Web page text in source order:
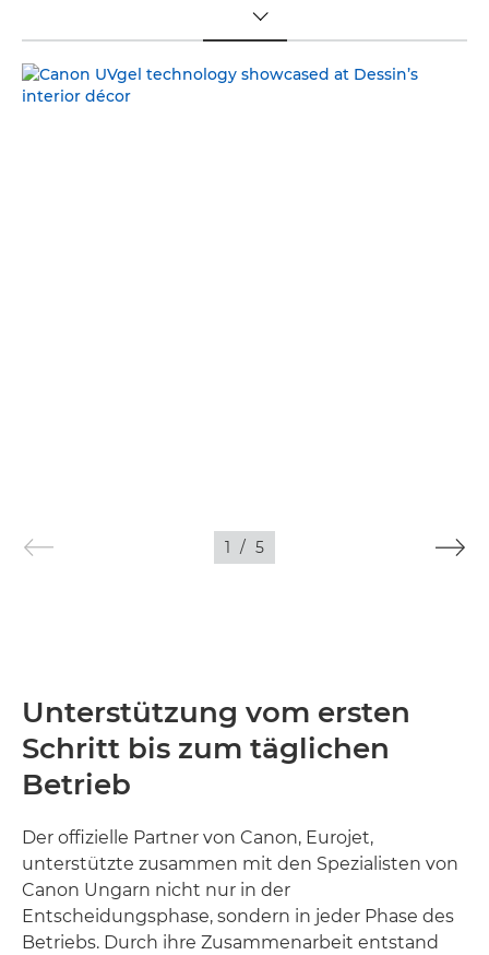
TOGGLE MENU
1 / 5
Unterstützung vom ersten
Schritt bis zum täglichen
Betrieb
Der offizielle Partner von Canon, Eurojet,
unterstützte zusammen mit den Spezialisten von
Canon Ungarn nicht nur in der
Entscheidungsphase, sondern in jeder Phase des
Betriebs. Durch ihre Zusammenarbeit entstand